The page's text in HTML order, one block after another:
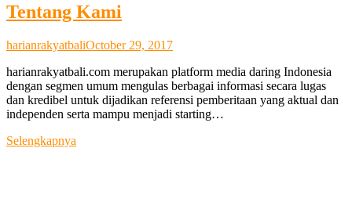
Tentang Kami
harianrakyatbaliOctober 29, 2017
harianrakyatbali.com merupakan platform media daring Indonesia
dengan segmen umum mengulas berbagai informasi secara lugas
dan kredibel untuk dijadikan referensi pemberitaan yang aktual dan
independen serta mampu menjadi starting…
Selengkapnya